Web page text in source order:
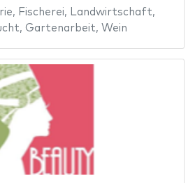
, Fischerei, Landwirtschaft,
, Gartenarbeit, Wein